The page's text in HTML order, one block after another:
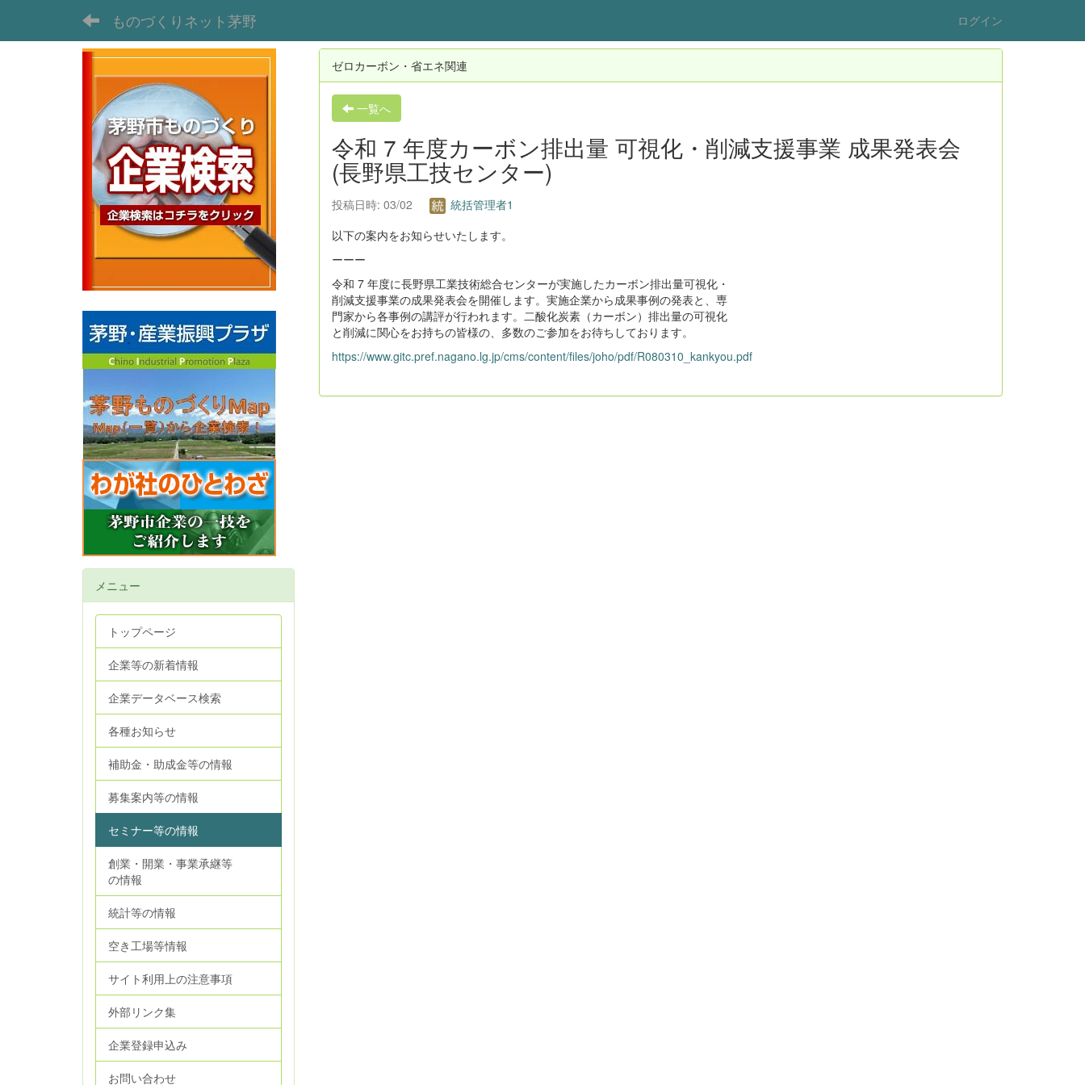
ものづくりネット茅野 ログイン
ゼロカーボン・省エネ関連
一覧へ
令和 7 年度カーボン排出量 可視化・削減支援事業 成果発表会
(長野県工技センター)
投稿日時: 03/02
統括管理者1
以下の案内をお知らせいたします。
ーーー
令和 7 年度に長野県工業技術総合センターが実施したカーボン排出量可視化・
削減支援事業の成果発表会を開催します。実施企業から成果事例の発表と、専
門家から各事例の講評が行われます。二酸化炭素（カーボン）排出量の可視化
と削減に関心をお持ちの皆様の、多数のご参加をお待ちしております。
https://www.gitc.pref.nagano.lg.jp/cms/content/files/joho/pdf/R080310_kankyou.pdf
メニュー
トップページ
企業等の新着情報
企業データベース検索
各種お知らせ
補助金・助成金等の情報
募集案内等の情報
セミナー等の情報
創業・開業・事業承継等
の情報
統計等の情報
空き工場等情報
サイト利用上の注意事項
外部リンク集
企業登録申込み
お問い合わせ